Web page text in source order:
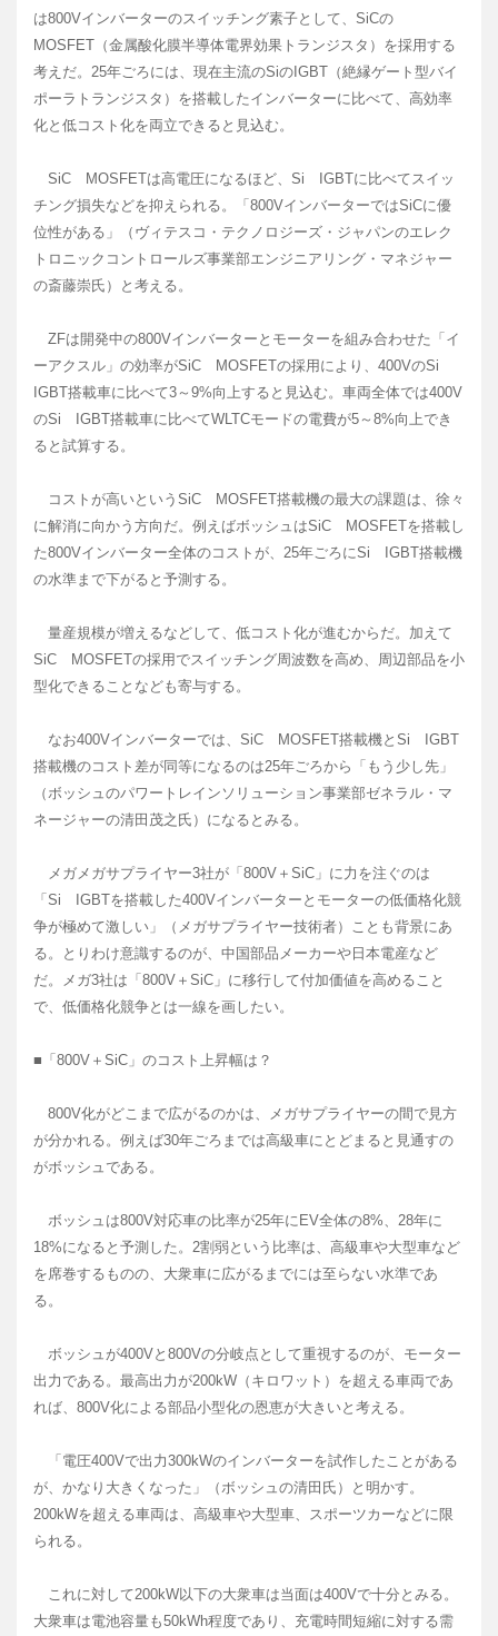
は800Vインバーターのスイッチング素子として、SiCの
MOSFET（金属酸化膜半導体電界効果トランジスタ）を採用する
考えだ。25年ごろには、現在主流のSiのIGBT（絶縁ゲート型バイ
ポーラトランジスタ）を搭載したインバーターに比べて、高効率
化と低コスト化を両立できると見込む。
SiC MOSFETは高電圧になるほど、Si IGBTに比べてスイッ
チング損失などを抑えられる。「800VインバーターではSiCに優
位性がある」（ヴィテスコ・テクノロジーズ・ジャパンのエレク
トロニックコントロールズ事業部エンジニアリング・マネジャー
の斎藤崇氏）と考える。
ZFは開発中の800Vインバーターとモーターを組み合わせた「イ
ーアクスル」の効率がSiC MOSFETの採用により、400VのSi
IGBT搭載車に比べて3～9%向上すると見込む。車両全体では400V
のSi IGBT搭載車に比べてWLTCモードの電費が5～8%向上でき
ると試算する。
コストが高いというSiC MOSFET搭載機の最大の課題は、徐々
に解消に向かう方向だ。例えばボッシュはSiC MOSFETを搭載し
た800Vインバーター全体のコストが、25年ごろにSi IGBT搭載機
の水準まで下がると予測する。
量産規模が増えるなどして、低コスト化が進むからだ。加えて
SiC MOSFETの採用でスイッチング周波数を高め、周辺部品を小
型化できることなども寄与する。
なお400Vインバーターでは、SiC MOSFET搭載機とSi IGBT
搭載機のコスト差が同等になるのは25年ごろから「もう少し先」
（ボッシュのパワートレインソリューション事業部ゼネラル・マ
ネージャーの清田茂之氏）になるとみる。
メガメガサプライヤー3社が「800V＋SiC」に力を注ぐのは
「Si IGBTを搭載した400Vインバーターとモーターの低価格化競
争が極めて激しい」（メガサプライヤー技術者）ことも背景にあ
る。とりわけ意識するのが、中国部品メーカーや日本電産など
だ。メガ3社は「800V＋SiC」に移行して付加価値を高めること
で、低価格化競争とは一線を画したい。
■「800V＋SiC」のコスト上昇幅は？
800V化がどこまで広がるのかは、メガサプライヤーの間で見方
が分かれる。例えば30年ごろまでは高級車にとどまると見通すの
がボッシュである。
ボッシュは800V対応車の比率が25年にEV全体の8%、28年に
18%になると予測した。2割弱という比率は、高級車や大型車など
を席巻するものの、大衆車に広がるまでには至らない水準であ
る。
ボッシュが400Vと800Vの分岐点として重視するのが、モーター
出力である。最高出力が200kW（キロワット）を超える車両であ
れば、800V化による部品小型化の恩恵が大きいと考える。
「電圧400Vで出力300kWのインバーターを試作したことがある
が、かなり大きくなった」（ボッシュの清田氏）と明かす。
200kWを超える車両は、高級車や大型車、スポーツカーなどに限
られる。
これに対して200kW以下の大衆車は当面は400Vで十分とみる。
大衆車は電池容量も50kWh程度であり、充電時間短縮に対する需